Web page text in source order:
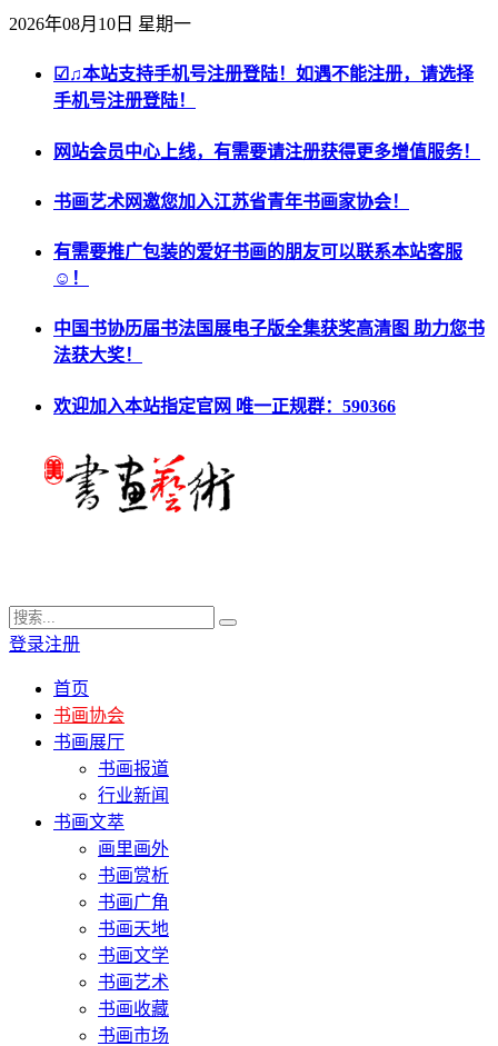
2026年08月10日 星期一
☑♫本站支持手机号注册登陆！如遇不能注册，请选择
手机号注册登陆！
网站会员中心上线，有需要请注册获得更多增值服务！
书画艺术网邀您加入江苏省青年书画家协会！
有需要推广包装的爱好书画的朋友可以联系本站客服
☺！
中国书协历届书法国展电子版全集获奖高清图 助力您书
法获大奖！
欢迎加入本站指定官网 唯一正规群：590366
登录注册
首页
书画协会
书画展厅
书画报道
行业新闻
书画文萃
画里画外
书画赏析
书画广角
书画天地
书画文学
书画艺术
书画收藏
书画市场